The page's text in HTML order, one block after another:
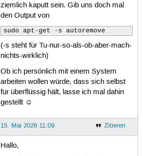
ziemlich kaputt sein. Gib uns doch mal
den Output von
sudo apt-get -s autoremove
(-s steht für Tu-nur-so-als-ob-aber-mach-
nichts-wirklich)
Ob ich persönlich mit einem System
arbeiten wollen würde, dass sich selbst
für überflüssig hält, lasse ich mal dahin
gestellt ☺
Zitieren
15. Mai 2026 11:09
Hallo,